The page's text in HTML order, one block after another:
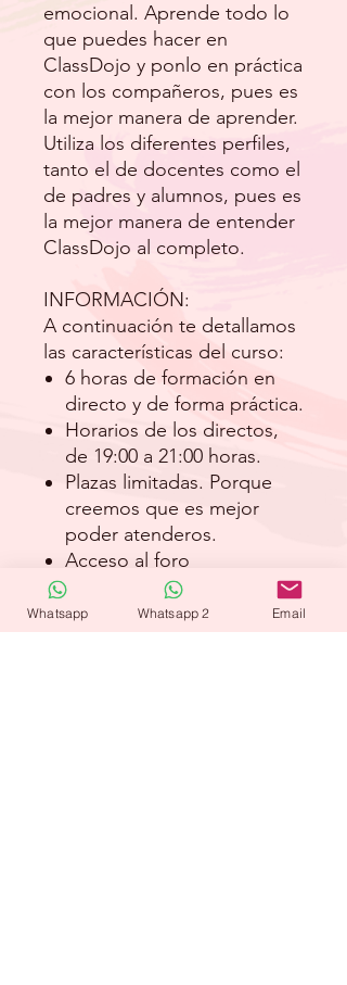
emocional. Aprende todo lo
que puedes hacer en
ClassDojo y ponlo en práctica
con los compañeros, pues es
la mejor manera de aprender.
Utiliza los diferentes perfiles,
tanto el de docentes como el
de padres y alumnos, pues es
la mejor manera de entender
ClassDojo al completo.
INFORMACIÓN:
A continuación te detallamos
las características del curso:
6 horas de formación en
directo y de forma práctica.
Horarios de los directos,
de 19:00 a 21:00 horas.
Plazas limitadas. Porque
creemos que es mejor
poder atenderos.
Acceso al foro
Precio: 24 euros.
Whatsapp Whatsapp 2 Email